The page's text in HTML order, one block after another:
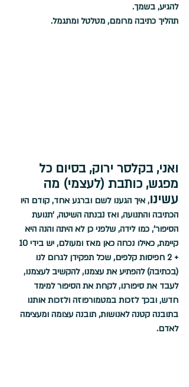
להגיע, בשמך.
תהליך כתיבה מרומם, מטלטל ומתגמל.
ואני, בקלסר ירוק, בסיום כל
מפגש, כותבת (לעצמי) מה
עשינו, איך הגענו לשם וברגע אחד, קודם היו
הכתיבה והתנועה, ואז נבנתה השיטה, 'תנועת
הסיפור', כמו לידה, שלפני כן לא היתה והנה היא
+ 2 חפיסות קלפים, שכל תפקידן לגרום לנו
(בכתיבה) להפתיע את עצמנו, להקשיב לעצמנו,
לעבד את סיפורנו, לקחת את הסיפור למימד
חדש, ובכך לזכות במטמורפוזה ולזכות אותנו
בתובנה קטנה לאנושות, תובנה עצומה ומעצימה
לאדם.